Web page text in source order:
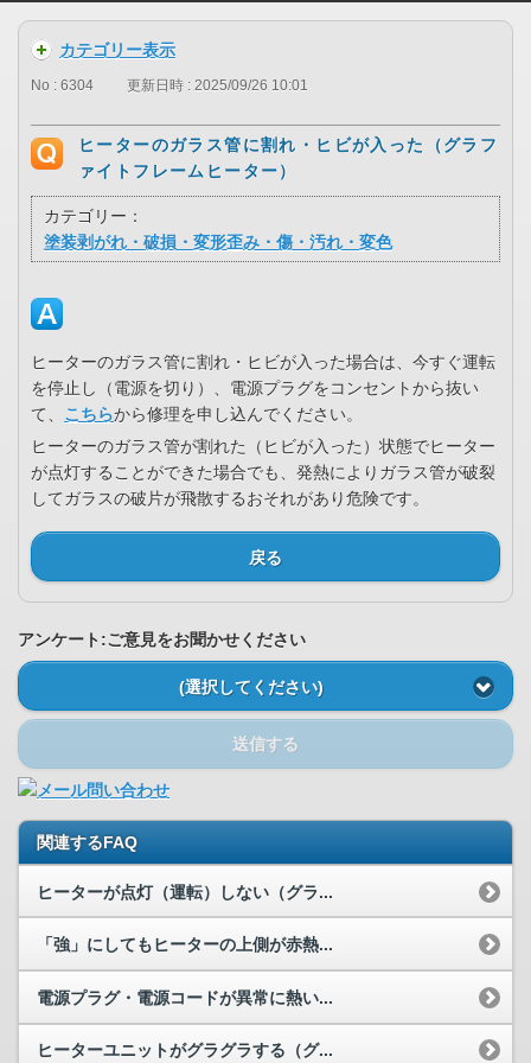
カテゴリー表示
No : 6304 更新日時 : 2025/09/26 10:01
ヒーターのガラス管に割れ・ヒビが入った（グラフ
ァイトフレームヒーター）
カテゴリー：
塗装剥がれ・破損・変形歪み・傷・汚れ・変色
ヒーターのガラス管に割れ・ヒビが入った場合は、今すぐ運転
を停止し（電源を切り）、電源プラグをコンセントから抜い
て、 こちらから修理を申し込んでください。
ヒーターのガラス管が割れた（ヒビが入った）状態でヒーター
が点灯することができた場合でも、発熱によりガラス管が破裂
してガラスの破片が飛散するおそれがあり危険です。
戻る
アンケート:ご意見をお聞かせください
(選択してください)
送信する
関連するFAQ
ヒーターが点灯（運転）しない（グラ...
「強」にしてもヒーターの上側が赤熱...
電源プラグ・電源コードが異常に熱い...
ヒーターユニットがグラグラする（グ...